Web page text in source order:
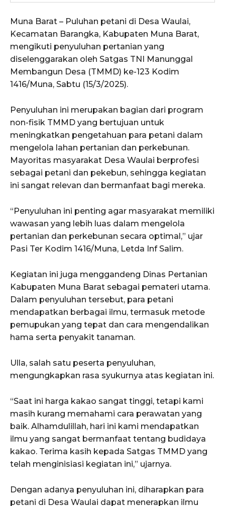
Muna Barat – Puluhan petani di Desa Waulai,
Kecamatan Barangka, Kabupaten Muna Barat,
mengikuti penyuluhan pertanian yang
diselenggarakan oleh Satgas TNI Manunggal
Membangun Desa (TMMD) ke-123 Kodim
1416/Muna, Sabtu (15/3/2025).
Penyuluhan ini merupakan bagian dari program
non-fisik TMMD yang bertujuan untuk
meningkatkan pengetahuan para petani dalam
mengelola lahan pertanian dan perkebunan.
Mayoritas masyarakat Desa Waulai berprofesi
sebagai petani dan pekebun, sehingga kegiatan
ini sangat relevan dan bermanfaat bagi mereka.
“Penyuluhan ini penting agar masyarakat memiliki
wawasan yang lebih luas dalam mengelola
pertanian dan perkebunan secara optimal,” ujar
Pasi Ter Kodim 1416/Muna, Letda Inf Salim.
Kegiatan ini juga menggandeng Dinas Pertanian
Kabupaten Muna Barat sebagai pemateri utama.
Dalam penyuluhan tersebut, para petani
mendapatkan berbagai ilmu, termasuk metode
pemupukan yang tepat dan cara mengendalikan
hama serta penyakit tanaman.
Ulla, salah satu peserta penyuluhan,
mengungkapkan rasa syukurnya atas kegiatan ini.
“Saat ini harga kakao sangat tinggi, tetapi kami
masih kurang memahami cara perawatan yang
baik. Alhamdulillah, hari ini kami mendapatkan
ilmu yang sangat bermanfaat tentang budidaya
kakao. Terima kasih kepada Satgas TMMD yang
telah menginisiasi kegiatan ini,” ujarnya.
Dengan adanya penyuluhan ini, diharapkan para
petani di Desa Waulai dapat menerapkan ilmu